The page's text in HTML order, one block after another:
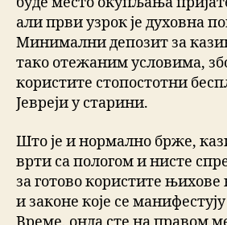
али први узрок је духовна
Минимални депозит за
тако отежаним условима,
користите стопостотни
Јевреји у старини.
Што је и нормално брже,
врти са пологом и нисте
за готово користите њихове
и законе које се